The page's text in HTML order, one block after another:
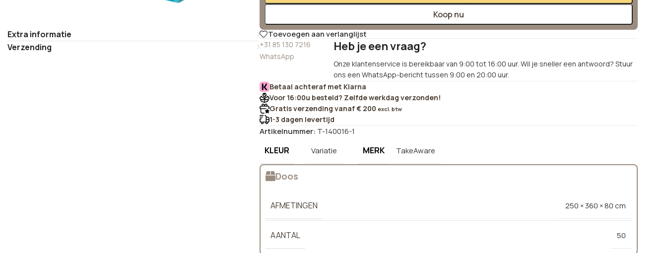
Extra informatie
Verzending
Koop nu
Toevoegen aan verlanglijst
+31 85 130 7216
WhatsApp
Heb je een vraag?
Onze klantenservice is bereikbaar van 9:00 tot 16:00 uur. Wil je sneller een antwoord? Stuur
ons een WhatsApp-bericht tussen 9:00 en 20:00 uur.
Betaal achteraf met Klarna
Voor 16:00u besteld? Zelfde werkdag verzonden!
Gratis verzending vanaf € 200 excl. btw
1-3 dagen levertijd
Artikelnummer: T-140016-1
KLEUR Variatie MERK TakeAware
Doos
AFMETINGEN 250 × 360 × 80 cm
AANTAL 50